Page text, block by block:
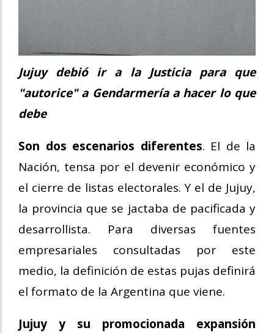
Jujuy debió ir a la Justicia para que
"autorice" a Gendarmería a hacer lo que
debe
Son dos escenarios diferentes. El de la
Nación, tensa por el devenir económico y
el cierre de listas electorales. Y el de Jujuy,
la provincia que se jactaba de pacificada y
desarrollista. Para diversas fuentes
empresariales consultadas por este
medio, la definición de estas pujas definirá
el formato de la Argentina que viene.
Jujuy y su promocionada expansión